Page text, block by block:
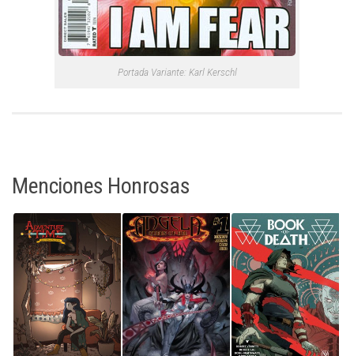
Portada Variante: Karl Kerschl
Menciones Honrosas